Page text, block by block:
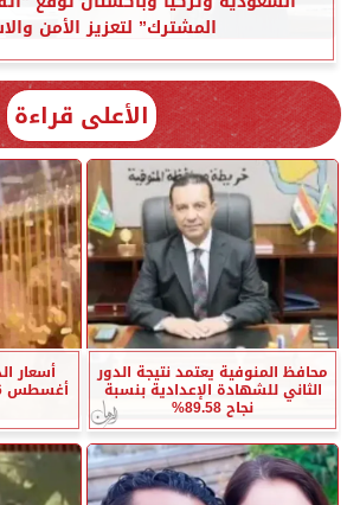
المشترك” لتعزيز الأمن
الأعلى قراءة
محافظ المنوفية يعتمد نتيجة الدور
الثاني للشهادة الإعدادية بنسبة
نجاح 89.58%